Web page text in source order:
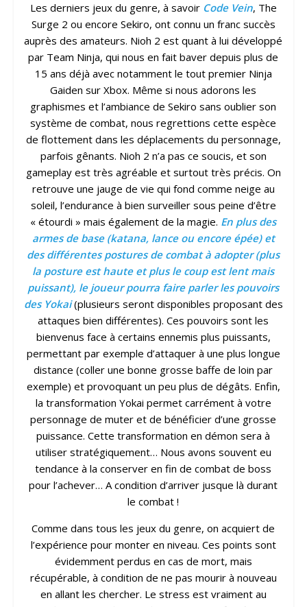
Les derniers jeux du genre, à savoir Code Vein, The
Surge 2 ou encore Sekiro, ont connu un franc succès
auprès des amateurs. Nioh 2 est quant à lui développé
par Team Ninja, qui nous en fait baver depuis plus de
15 ans déjà avec notamment le tout premier Ninja
Gaiden sur Xbox. Même si nous adorons les
graphismes et l’ambiance de Sekiro sans oublier son
système de combat, nous regrettions cette espèce
de flottement dans les déplacements du personnage,
parfois gênants. Nioh 2 n’a pas ce soucis, et son
gameplay est très agréable et surtout très précis. On
retrouve une jauge de vie qui fond comme neige au
soleil, l’endurance à bien surveiller sous peine d’être
« étourdi » mais également de la magie. En plus des
armes de base (katana, lance ou encore épée) et
des différentes postures de combat à adopter (plus
la posture est haute et plus le coup est lent mais
puissant), le joueur pourra faire parler les pouvoirs
des Yokai(plusieurs seront disponibles proposant des
attaques bien différentes). Ces pouvoirs sont les
bienvenus face à certains ennemis plus puissants,
permettant par exemple d’attaquer à une plus longue
distance (coller une bonne grosse baffe de loin par
exemple) et provoquant un peu plus de dégâts. Enfin,
la transformation Yokai permet carrément à votre
personnage de muter et de bénéficier d’une grosse
puissance. Cette transformation en démon sera à
utiliser stratégiquement… Nous avons souvent eu
tendance à la conserver en fin de combat de boss
pour l’achever… A condition d’arriver jusque là durant
le combat !
Comme dans tous les jeux du genre, on acquiert de
l’expérience pour monter en niveau. Ces points sont
évidemment perdus en cas de mort, mais
récupérable, à condition de ne pas mourir à nouveau
en allant les chercher. Le stress est vraiment au